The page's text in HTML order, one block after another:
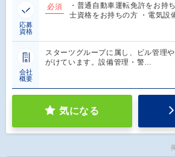
応募
資格
必須
・普通自動車運転免許をお持
士資格をお持ちの方 ・電気設
会社
概要
スターツグループに属し、ビル管理
がけています。設備管理・警…
気になる